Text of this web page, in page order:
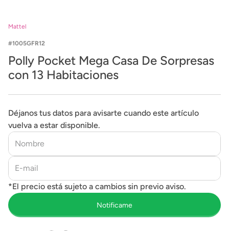
Mattel
1005GFR12
Polly Pocket Mega Casa De Sorpresas
con 13 Habitaciones
Déjanos tus datos para avisarte cuando este artículo
vuelva a estar disponible.